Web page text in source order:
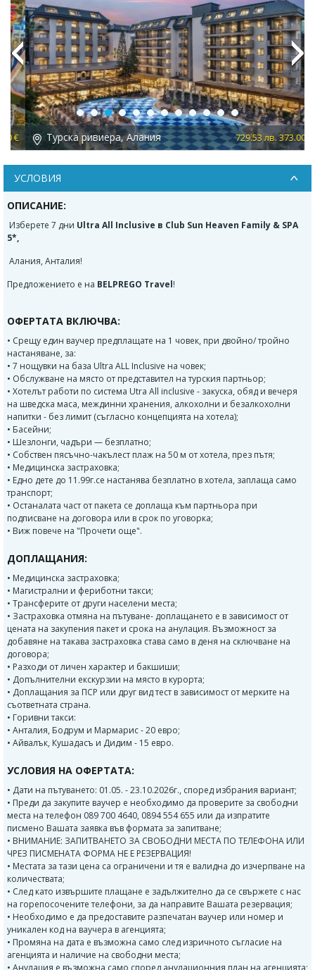
Турска ривиера, Алания 729.53 лв. 373.00 €
Previous Next
УСЛОВИЯ
ОПИСАНИЕ:
Изберете 7 дни Ultra All Inclusive в Club Sun Heaven Family & SPA
5*,
Алания, Анталия!
Предложението е на BELPREGO Travel!
ОФЕРТАТА ВКЛЮЧВА:
• Срещу един ваучер предплащате на 1 човек, при двойно/ тройно
настаняване, за:
• 7 нощувки на база Ultra ALL Inclusive на човек;
• Обслужване на място от представител на турския партньор;
• Хотелът работи по система Utra All inclusive - закуска, обяд и вечеря
на шведска маса, междинни хранения, алкохолни и безалкохолни
напитки - без лимит (съгласно концепцията на хотела);
• Басейни;
• Шезлонги, чадъри — безплатно;
• Собствен пясъчно-чакълест плаж на 50 м от хотела, през пътя;
• Медицинска застраховка;
• Едно дете до 11.99г.се настанява безплатно в хотела, заплаща само
транспорт;
• Останалата част от пакета се доплаща към партньора при
подписване на договора или в срок по уговорка;
• Виж повече на "Прочети още".
ДОПЛАЩАНИЯ:
• Медицинска застраховка;
• Магистрални и фериботни такси;
• Трансферите от други населени места;
• Застраховка отмяна на пътуване- доплащането е в зависимост от
цената на закупения пакет и срока на анулация. Възможност за
добавяне на такава застраховка става само в деня на сключване на
договора;
• Разходи от личен характер и бакшиши;
• Допълнителни екскурзии на място в курорта;
• Доплащания за ПСР или друг вид тест в зависимост от мерките на
съответната страна.
• Горивни такси:
• Анталия, Бодрум и Мармарис - 20 евро;
• Айвалък, Кушадасъ и Дидим - 15 евро.
УСЛОВИЯ НА ОФЕРТАТА:
• Дати на пътуването: 01.05. - 23.10.2026г., според избрания вариант;
• Преди да закупите ваучер е необходимо да проверите за свободни
места на телефон 089 700 4640, 0894 554 655 или да изпратите
писмено Вашата заявка във формата за запитване;
• ВНИМАНИЕ: ЗАПИТВАНЕТО ЗА СВОБОДНИ МЕСТА ПО ТЕЛЕФОНА ИЛИ
ЧРЕЗ ПИСМЕНАТА ФОРМА НЕ Е РЕЗЕРВАЦИЯ!
• Местата за тази цена са ограничени и тя е валидна до изчерпване на
количествата;
• След като извършите плащане е задължително да се свържете с нас
на горепосочените телефони, за да направите Вашата резервация;
• Необходимо е да предоставите разпечатан ваучер или номер и
уникален код на ваучера в агенцията;
• Промяна на дата е възможна само след изричното съгласие на
агенцията и наличие на свободни места;